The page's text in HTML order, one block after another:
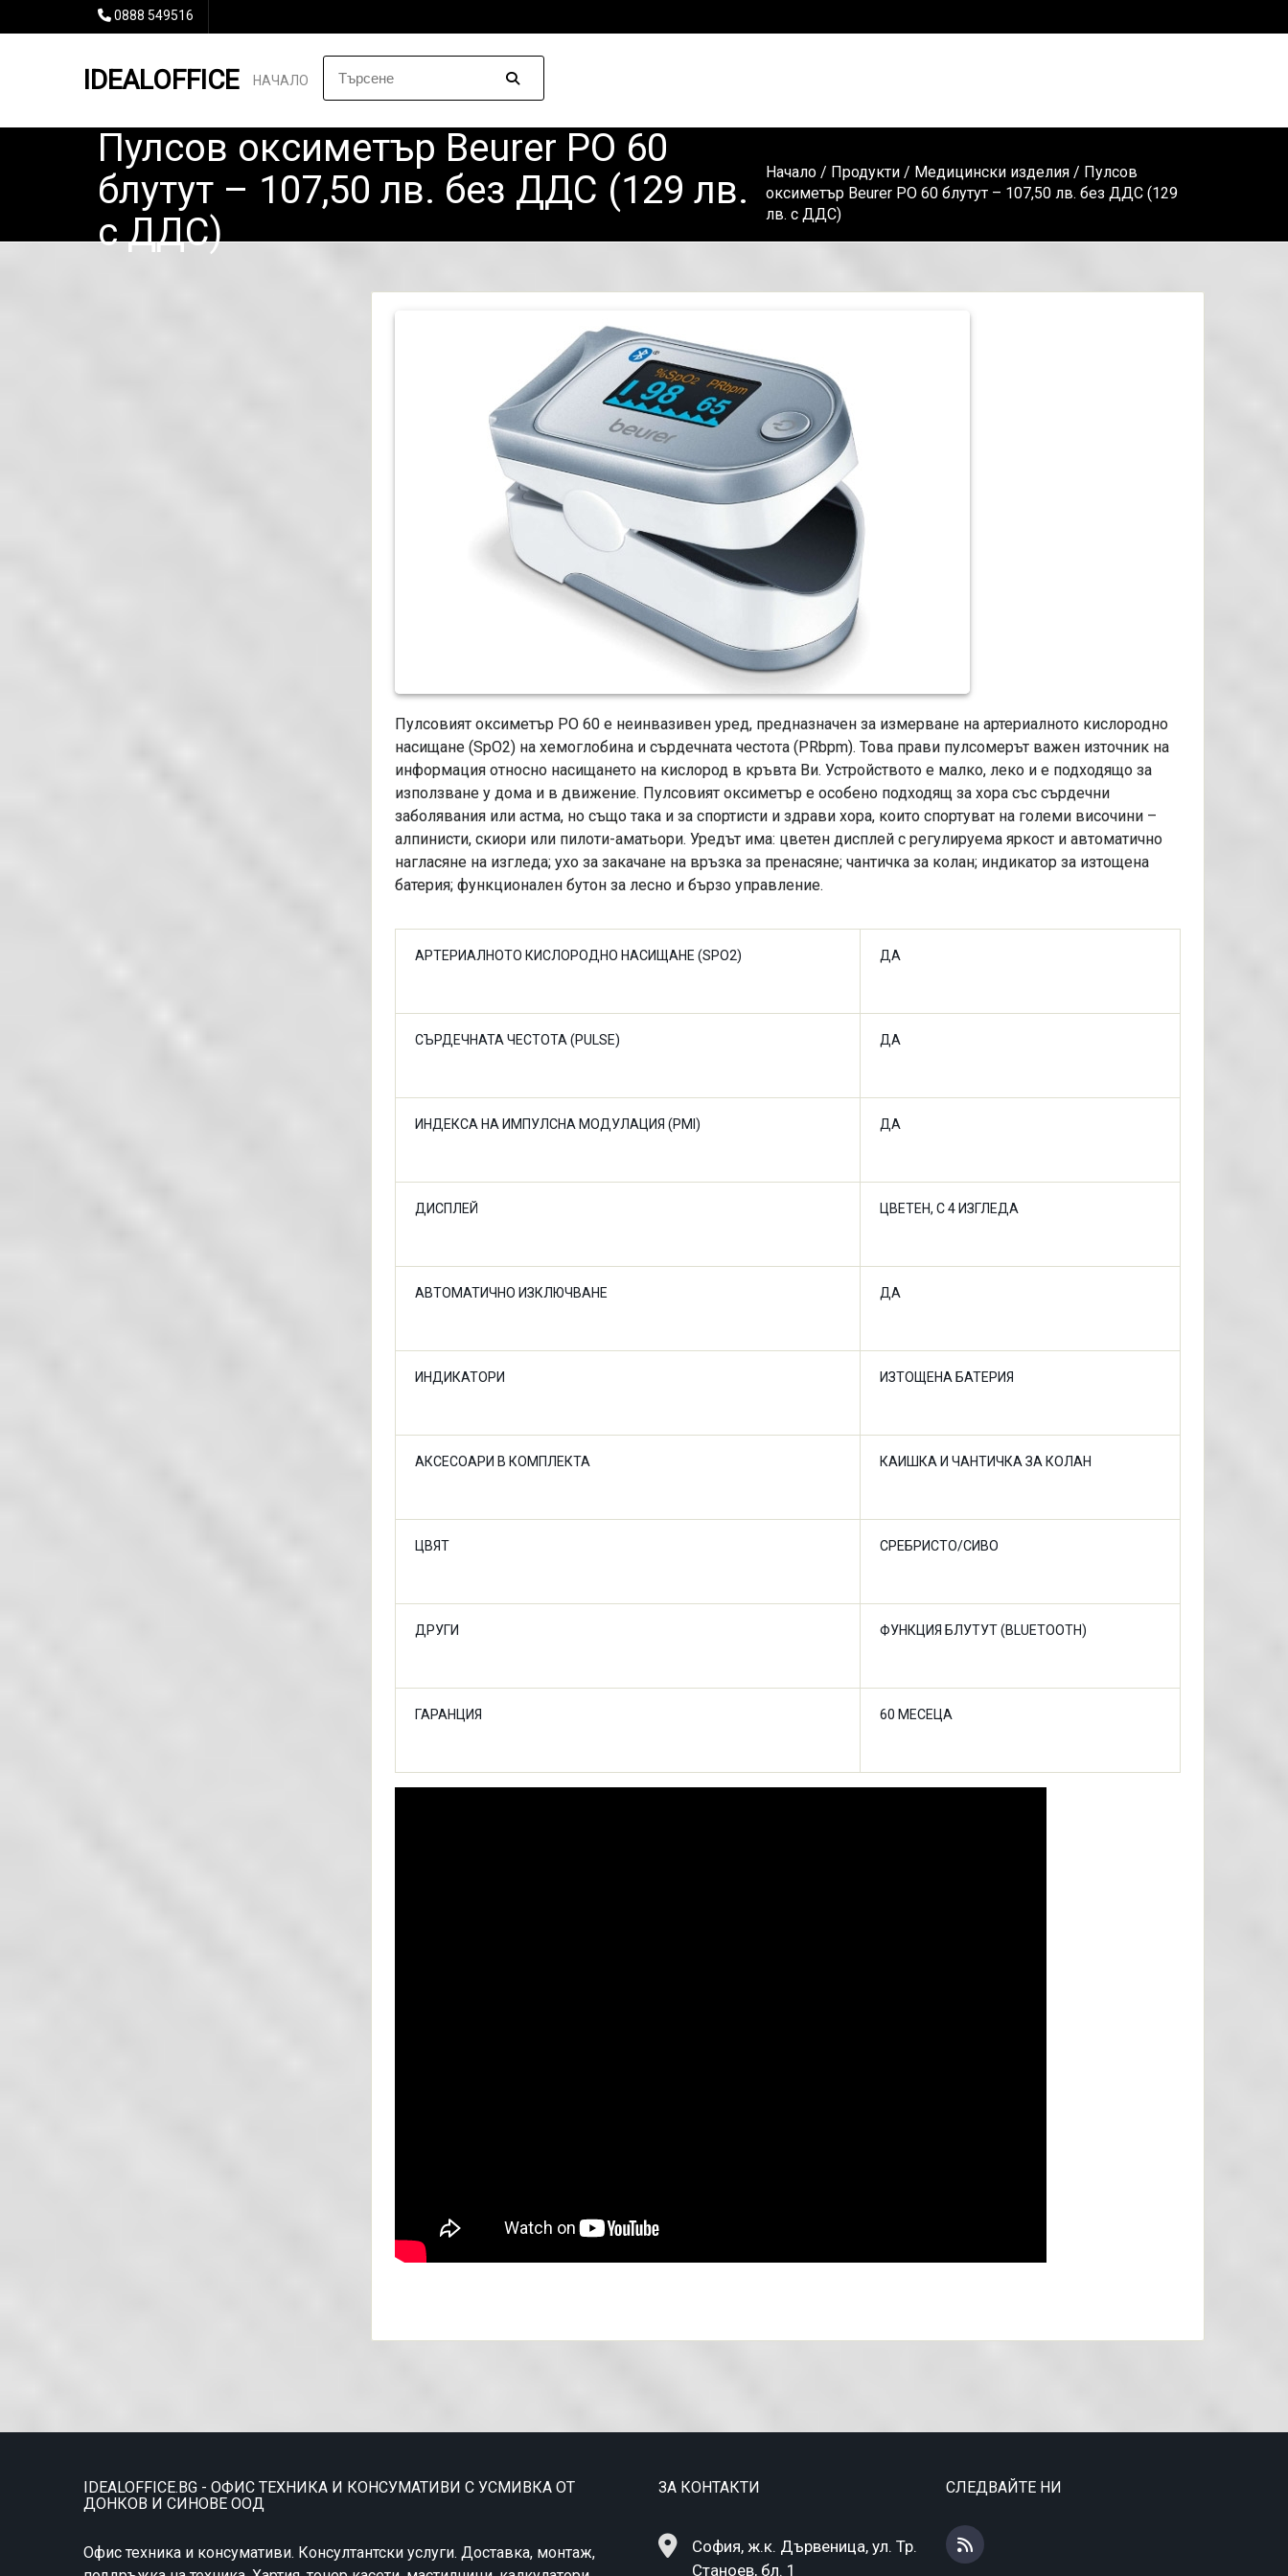
0888 549516
IDEALOFFICE НАЧАЛО
Пулсов оксиметър Beurer PO 60
блутут – 107,50 лв. без ДДС (129 лв.
с ДДС)
Начало / Продукти / Медицински изделия / Пулсов
оксиметър Beurer PO 60 блутут – 107,50 лв. без ДДС (129
лв. с ДДС)
Пулсовият оксиметър РО 60 е неинвазивен уред, предназначен за измерване на артериалното кислородно
насищане (SpO2) на хемоглобина и сърдечната честота (PRbpm). Това прави пулсомерът важен източник на
информация относно насищането на кислород в кръвта Ви. Устройството е малко, леко и е подходящо за
използване у дома и в движение. Пулсовият оксиметър е особено подходящ за хора със сърдечни
заболявания или астма, но също така и за спортисти и здрави хора, които спортуват на големи височини –
алпинисти, скиори или пилоти-аматьори. Уредът има: цветен дисплей с регулируема яркост и автоматично
нагласяне на изгледа; ухо за закачане на връзка за пренасяне; чантичка за колан; индикатор за изтощена
батерия; функционален бутон за лесно и бързо управление.
АРТЕРИАЛНОТО КИСЛОРОДНО НАСИЩАНЕ (SPO2) ДА
СЪРДЕЧНАТА ЧЕСТОТА (PULSE) ДА
ИНДЕКСА НА ИМПУЛСНА МОДУЛАЦИЯ (PMI) ДА
ДИСПЛЕЙ ЦВЕТЕН, С 4 ИЗГЛЕДА
АВТОМАТИЧНО ИЗКЛЮЧВАНЕ ДА
ИНДИКАТОРИ ИЗТОЩЕНА БАТЕРИЯ
АКСЕСОАРИ В КОМПЛЕКТА КАИШКА И ЧАНТИЧКА ЗА КОЛАН
ЦВЯТ СРЕБРИСТО/СИВО
ДРУГИ ФУНКЦИЯ БЛУТУТ (BLUETOOTH)
ГАРАНЦИЯ 60 МЕСЕЦА
IDEALOFFICE.BG - ОФИС ТЕХНИКА И КОНСУМАТИВИ С УСМИВКА ОТ
ДОНКОВ И СИНОВЕ ООД
Офис техника и консумативи. Консултантски услуги. Доставка, монтаж,
ЗА КОНТАКТИ
София, ж.к. Дървеница, ул. Тр.
Станоев, бл. 1
СЛЕДВАЙТЕ НИ